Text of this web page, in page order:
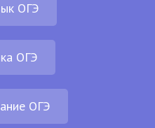
ОГЭ
ОГЭ
ОГЭ